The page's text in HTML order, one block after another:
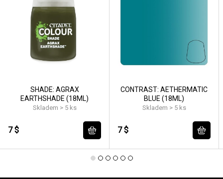
SHADE: AGRAX
EARTHSHADE (18ML)
Skladem > 5 ks
7 $
CONTRAST: AETHERMATIC
BLUE (18ML)
Skladem > 5 ks
7 $